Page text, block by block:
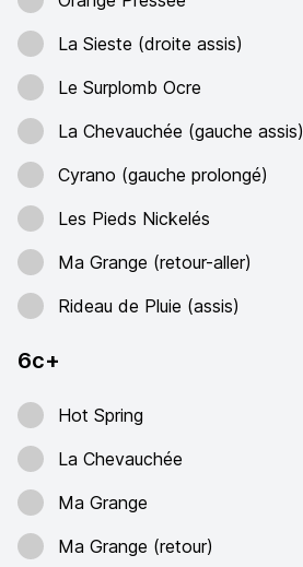
La Sieste (droite assis)
Le Surplomb Ocre
La Chevauchée (gauche assis)
Cyrano (gauche prolongé)
Les Pieds Nickelés
Ma Grange (retour-aller)
Rideau de Pluie (assis)
6c+
Hot Spring
La Chevauchée
Ma Grange
Ma Grange (retour)